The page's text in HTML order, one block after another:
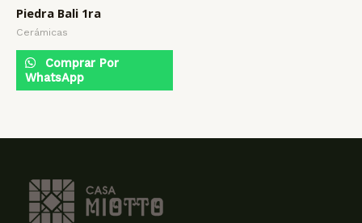
Piedra Bali 1ra
Cerámicas
Comprar Por
WhatsApp